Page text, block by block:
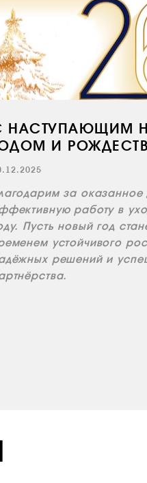
НАСТУПАЮЩИМ
И
за оказанное
работу в
Пусть новый год
устойчивого
решений и